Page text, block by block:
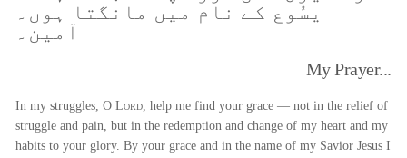
یسُوع کے نام میں مانگتا ہوں۔
آمین۔
My Prayer...
In my struggles, OLord, help me find your grace — not in the relief of
struggle and pain, but in the redemption and change of my heart and my
habits to your glory. By your grace and in the name of my Savior Jesus I